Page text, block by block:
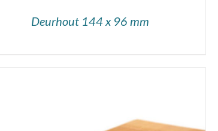
Deurhout 144 x 96 mm